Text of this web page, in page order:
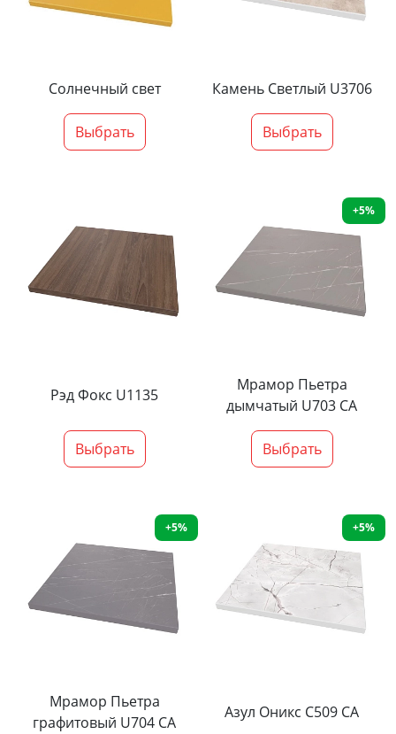
Солнечный свет
Выбрать
Камень Светлый U3706
Выбрать
Рэд Фокс U1135
Выбрать
+5%
Мрамор Пьетра
дымчатый U703 CA
Выбрать
+5%
Мрамор Пьетра
графитовый U704 CA
+5%
Азул Оникс С509 СА